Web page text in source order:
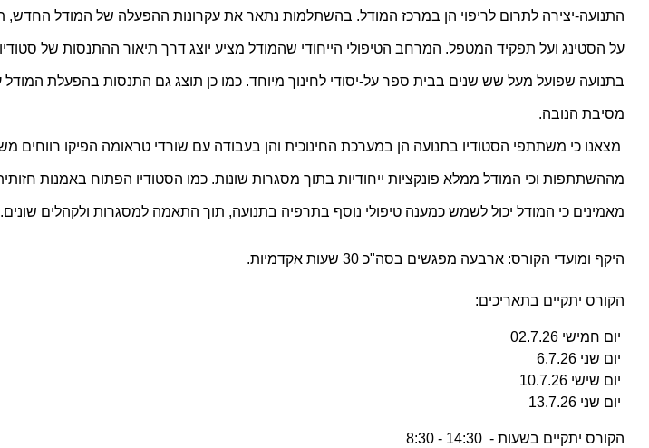
מסיבת הנובה.
מאמינים כי המודל יכול לשמש כמענה טיפולי נוסף בתרפיה בתנועה, תוך התאמה למסגרות ולקהלים שונים.
היקף ומועדי הקורס: ארבעה מפגשים בסה"כ 30 שעות אקדמיות.
הקורס יתקיים בתאריכים:
יום חמישי 02.7.26
הקורס יתקיים בשעות -  14:30 - 8:30